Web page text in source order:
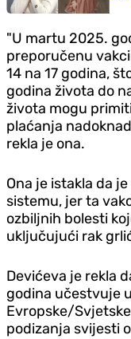
"U martu 2025.
preporučenu
14 na 17 godina,
godina života do
života mogu
plaćanja
rekla je ona.
Ona je istakla da
sistemu, jer ta
ozbiljnih bolesti
uključujući rak
Devićeva je rekla
godina učestvuje
Evropske/
podizanja svijesti